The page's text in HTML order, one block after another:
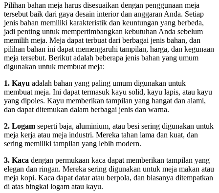
Pilihan bahan meja harus disesuaikan dengan penggunaan meja
tersebut baik dari gaya desain interior dan anggaran Anda. Setiap
jenis bahan memiliki karakteristik dan keuntungan yang berbeda,
jadi penting untuk mempertimbangkan kebutuhan Anda sebelum
memilih meja. Meja dapat terbuat dari berbagai jenis bahan, dan
pilihan bahan ini dapat memengaruhi tampilan, harga, dan kegunaan
meja tersebut. Berikut adalah beberapa jenis bahan yang umum
digunakan untuk membuat meja:
1. Kayu adalah bahan yang paling umum digunakan untuk
membuat meja. Ini dapat termasuk kayu solid, kayu lapis, atau kayu
yang dipoles. Kayu memberikan tampilan yang hangat dan alami,
dan dapat ditemukan dalam berbagai jenis dan warna.
2. Logam seperti baja, aluminium, atau besi sering digunakan untuk
meja kerja atau meja industri. Mereka tahan lama dan kuat, dan
sering memiliki tampilan yang lebih modern.
3. Kaca dengan permukaan kaca dapat memberikan tampilan yang
elegan dan ringan. Mereka sering digunakan untuk meja makan atau
meja kopi. Kaca dapat datar atau berpola, dan biasanya ditempatkan
di atas bingkai logam atau kayu.